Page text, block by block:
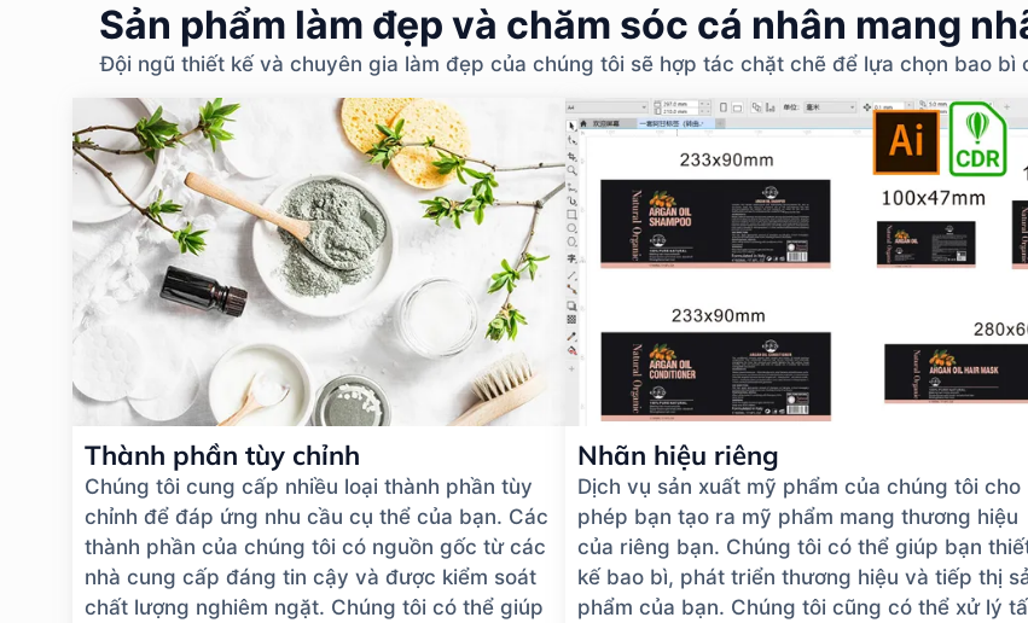
Sản phẩm làm đẹp và chăm sóc cá nhân mang
Đội ngũ thiết kế và chuyên gia làm đẹp của chúng tôi sẽ hợp tác chặt chẽ để lựa chọn bao
Thành phần tùy chỉnh
Chúng tôi cung cấp nhiều loại thành phần tùy
chỉnh để đáp ứng nhu cầu cụ thể của bạn. Các
thành phần của chúng tôi có nguồn gốc từ các
nhà cung cấp đáng tin cậy và được kiểm soát
chất lượng nghiêm ngặt. Chúng tôi có thể giúp
Nhãn hiệu riêng
Dịch vụ sản xuất mỹ phẩm của chúng tôi cho
phép bạn tạo ra mỹ phẩm mang thương hiệu
của riêng bạn. Chúng tôi có thể giúp bạn
kế bao bì, phát triển thương hiệu và tiếp thị
phẩm của bạn. Chúng tôi cũng có thể xử lý